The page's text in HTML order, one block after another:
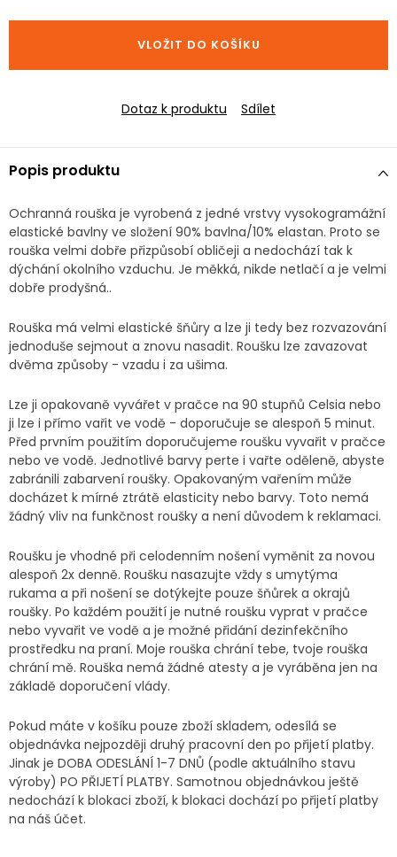
cena:
VLOŽIT DO KOŠÍKU
Dotaz k produktu Sdílet
Popis produktu
Ochranná rouška je vyrobená z jedné vrstvy vysokogramážní
elastické bavlny ve složení 90% bavlna/10% elastan. Proto se
rouška velmi dobře přizpůsobí obličeji a nedochází tak k
dýchání okolního vzduchu. Je měkká, nikde netlačí a je velmi
dobře prodyšná..
Rouška má velmi elastické šňůry a lze ji tedy bez rozvazování
jednoduše sejmout a znovu nasadit. Roušku lze zavazovat
dvěma způsoby - vzadu i za ušima.
Lze ji opakovaně vyvářet v pračce na 90 stupňů Celsia nebo
ji lze i přímo vařit ve vodě - doporučuje se alespoň 5 minut.
Před prvním použitím doporučujeme roušku vyvařit v pračce
nebo ve vodě. Jednotlivé barvy perte i vařte oděleně, abyste
zabránili zabarvení roušky. Opakovaným vařením může
docházet k mírné ztrátě elasticity nebo barvy. Toto nemá
žádný vliv na funkčnost roušky a není důvodem k reklamaci.
Roušku je vhodné při celodenním nošení vyměnit za novou
alespoň 2x denně. Roušku nasazujte vždy s umytýma
rukama a při nošení se dotýkejte pouze šňůrek a okrajů
roušky. Po každém použití je nutné roušku vyprat v pračce
nebo vyvařit ve vodě a je možné přidání dezinfekčního
prostředku na praní. Moje rouška chrání tebe, tvoje rouška
chrání mě. Rouška nemá žádné atesty a je vyráběna jen na
základě doporučení vlády.
Pokud máte v košíku pouze zboží skladem, odesílá se
objednávka nejpozději druhý pracovní den po přijetí platby.
Jinak je DOBA ODESLÁNÍ 1-7 DNŮ (podle aktuálního stavu
výroby) PO PŘIJETÍ PLATBY. Samotnou objednávkou ještě
nedochází k blokaci zboží, k blokaci dochází po přijetí platby
na náš účet.